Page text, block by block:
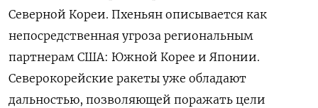
Северной Кореи. Пхеньян описывается как
непосредственная угроза региональным
партнерам США: Южной Корее и Японии.
Северокорейские ракеты уже обладают
дальностью, позволяющей поражать цели